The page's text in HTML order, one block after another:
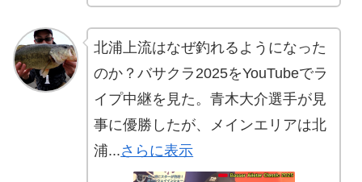
北浦上流はなぜ釣れるようになった
のか？バサクラ2025をYouTubeでラ
イプ中継を見た。青木大介選手が見
事に優勝したが、メインエリアは北
浦...さらに表示